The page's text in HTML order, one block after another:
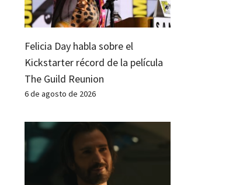
Felicia Day habla sobre el
Kickstarter récord de la película
The Guild Reunion
6 de agosto de 2026